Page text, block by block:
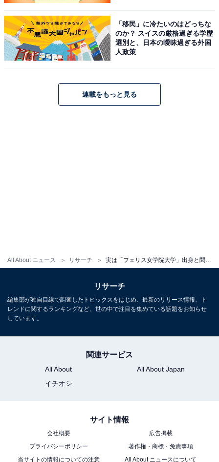
All About ニュース リサーチ
1位に輝いたのは、モデルで俳優の桐谷美玲さんです。
千葉県出身の桐谷さんは、高校生の頃から芸能界で活動
社）の看板モデルとしてカリスマ的人気を誇りました。
多忙を極める芸能活動と並行しながらフェリス女学院大
業されたと知って驚きました。美貌だけでなく、学
敵だと思います」（20代男性／宮城県）
「移民」に冷たいのはどっちな
のか？ スイスの厳格過ぎる学歴
選別と、日本の曖昧過ぎる外国
人政策
連載をもっと見る
リサーチ
編集部が独自目線で調査したトピックスをはじめ、最新のリリース情報、ト
レンドに関するランキングなど、世の中で注目を集めている話題をお知らせ
しています。
関連サービス
All About
All About Japan
イチオシ
サイト情報
会社概要
広告掲載
プライバシーポリシー
著作権・商標・免責事項
当サイトの情報についての注意
All About ニュースについて